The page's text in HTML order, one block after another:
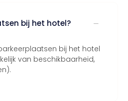
bij het hotel?
bij het hotel
van beschikbaarheid,